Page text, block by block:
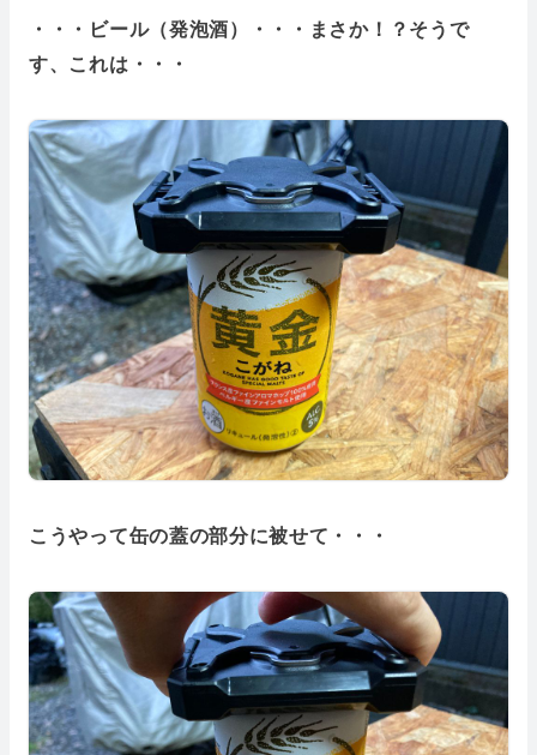
・・・ビール（発泡酒）・・・まさか！？そうで
す、これは・・・
こうやって缶の蓋の部分に被せて・・・